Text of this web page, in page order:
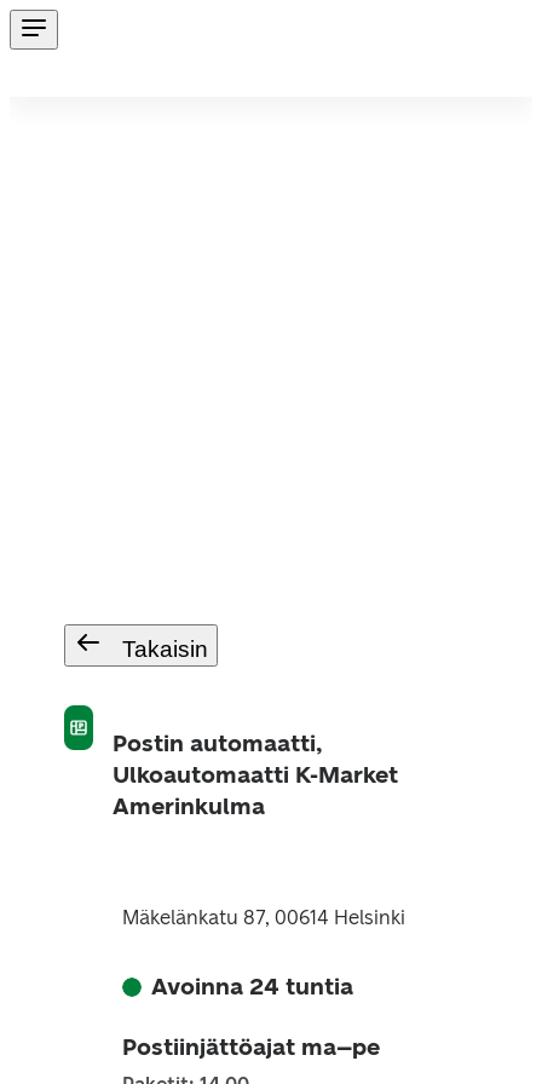
Takaisin
Postin automaatti,
Ulkoautomaatti K-Market
Amerinkulma
Mäkelänkatu 87, 00614 Helsinki
Avoinna 24 tuntia
Postiinjättöajat ma–pe